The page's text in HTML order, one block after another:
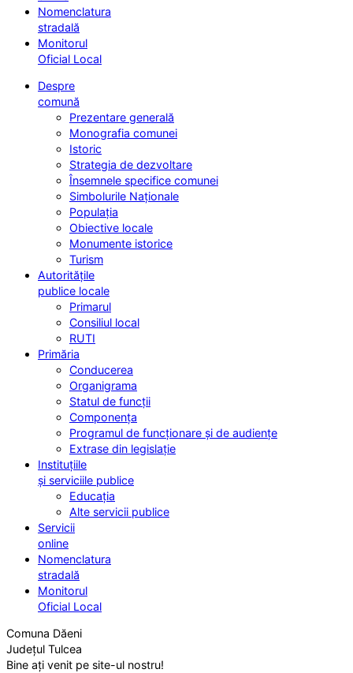
Nomenclatura
stradală
Monitorul
Oficial Local
Despre
comună
Prezentare generală
Monografia comunei
Istoric
Strategia de dezvoltare
Însemnele specifice comunei
Simbolurile Naționale
Populația
Obiective locale
Monumente istorice
Turism
Autoritățile
publice locale
Primarul
Consiliul local
RUTI
Primăria
Conducerea
Organigrama
Statul de funcții
Componența
Programul de funcționare și de audiențe
Extrase din legislație
Instituțiile
și serviciile publice
Educația
Alte servicii publice
Servicii
online
Nomenclatura
stradală
Monitorul
Oficial Local
Comuna Dăeni
Județul Tulcea
Bine ați venit pe site-ul nostru!